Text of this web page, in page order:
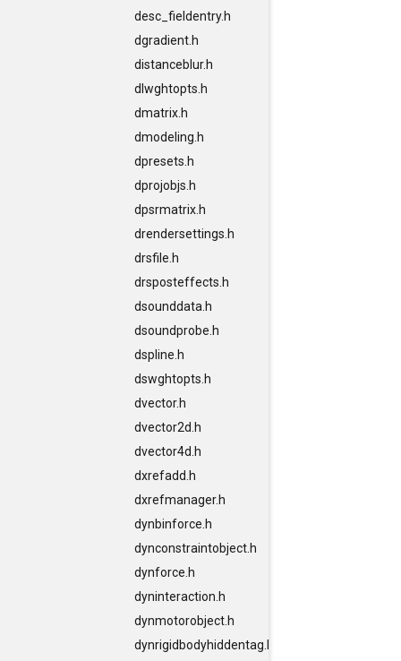
desc_fieldentry.h
dgradient.h
distanceblur.h
dlwghtopts.h
dmatrix.h
dmodeling.h
dpresets.h
dprojobjs.h
dpsrmatrix.h
drendersettings.h
drsfile.h
drsposteffects.h
dsounddata.h
dsoundprobe.h
dspline.h
dswghtopts.h
dvector.h
dvector2d.h
dvector4d.h
dxrefadd.h
dxrefmanager.h
dynbinforce.h
dynconstraintobject.h
dynforce.h
dyninteraction.h
dynmotorobject.h
dynrigidbodyhiddentag.h